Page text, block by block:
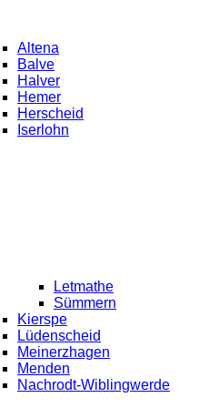
Altena
Balve
Halver
Hemer
Herscheid
Iserlohn
Letmathe
Sümmern
Kierspe
Lüdenscheid
Meinerzhagen
Menden
Nachrodt-Wiblingwerde